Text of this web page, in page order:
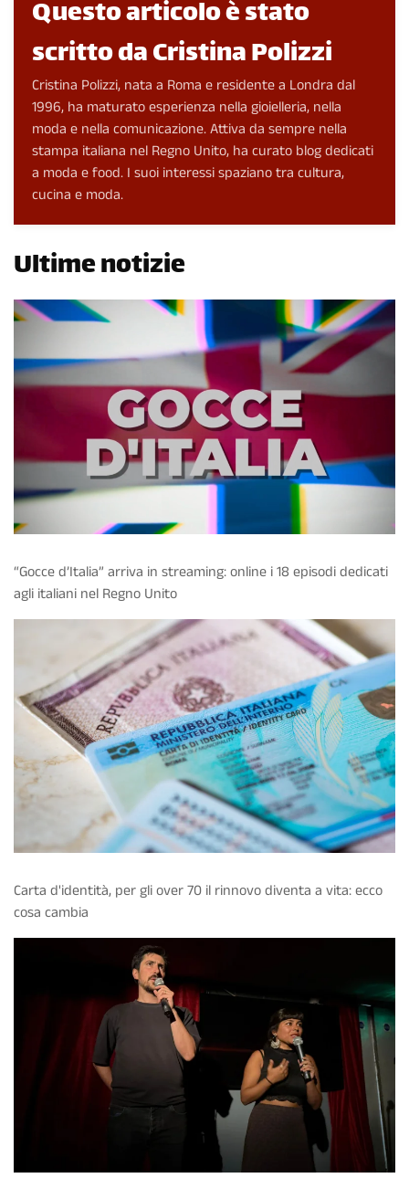
Questo articolo è stato
scritto da Cristina Polizzi
Cristina Polizzi, nata a Roma e residente a Londra dal
1996, ha maturato esperienza nella gioielleria, nella
moda e nella comunicazione. Attiva da sempre nella
stampa italiana nel Regno Unito, ha curato blog dedicati
a moda e food. I suoi interessi spaziano tra cultura,
cucina e moda.
Ultime notizie
“Gocce d’Italia” arriva in streaming: online i 18 episodi dedicati
agli italiani nel Regno Unito
Carta d'identità, per gli over 70 il rinnovo diventa a vita: ecco
cosa cambia